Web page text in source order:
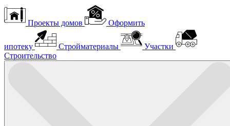
Проекты домов Оформить
ипотеку Стройматериалы
Участки
Строительство